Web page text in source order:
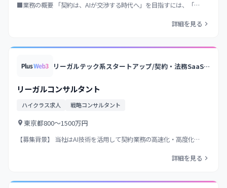
■業務の概要 「契約は、AIが交渉する時代へ」を目指すには、「…
詳細を見る
リーガルテック系スタートアップ/契約・法務SaaSの国内トップクラス/業界トップクラス法律事務所のノウハウ×AI/大手企業中心に導入
リーガルコンサルタント
ハイクラス求人 戦略コンサルタント
東京都800〜1500万円
【募集背景】 当社はAI技術を活用して契約業務の高速化・高度化…
詳細を見る